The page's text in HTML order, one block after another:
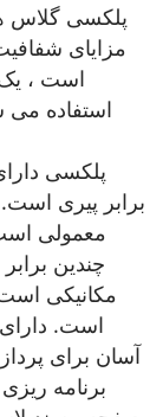
پلکسی گلاس
مزایای
است ،
استفاده می
پلکسی
برابر پیری
معمولی
چندین
مکانیکی
است.
آسان برای
برنامه